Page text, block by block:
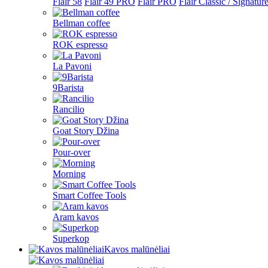
Bellman coffee
ROK espresso
La Pavoni
9Barista
Rancilio
Goat Story Džina
Pour-over
Morning
Smart Coffee Tools
Aram kavos
Superkop
Kavos malūnėliai